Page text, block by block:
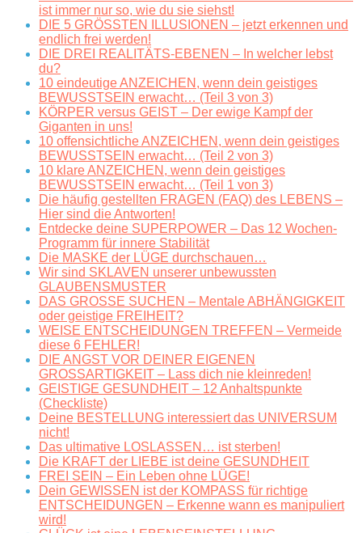
ist immer nur so, wie du sie siehst!
DIE 5 GRÖSSTEN ILLUSIONEN – jetzt erkennen und
endlich frei werden!
DIE DREI REALITÄTS-EBENEN – In welcher lebst
du?
10 eindeutige ANZEICHEN, wenn dein geistiges
BEWUSSTSEIN erwacht… (Teil 3 von 3)
KÖRPER versus GEIST – Der ewige Kampf der
Giganten in uns!
10 offensichtliche ANZEICHEN, wenn dein geistiges
BEWUSSTSEIN erwacht… (Teil 2 von 3)
10 klare ANZEICHEN, wenn dein geistiges
BEWUSSTSEIN erwacht… (Teil 1 von 3)
Die häufig gestellten FRAGEN (FAQ) des LEBENS –
Hier sind die Antworten!
Entdecke deine SUPERPOWER – Das 12 Wochen-
Programm für innere Stabilität
Die MASKE der LÜGE durchschauen…
Wir sind SKLAVEN unserer unbewussten
GLAUBENSMUSTER
DAS GROSSE SUCHEN – Mentale ABHÄNGIGKEIT
oder geistige FREIHEIT?
WEISE ENTSCHEIDUNGEN TREFFEN – Vermeide
diese 6 FEHLER!
DIE ANGST VOR DEINER EIGENEN
GROSSARTIGKEIT – Lass dich nie kleinreden!
GEISTIGE GESUNDHEIT – 12 Anhaltspunkte
(Checkliste)
Deine BESTELLUNG interessiert das UNIVERSUM
nicht!
Das ultimative LOSLASSEN… ist sterben!
Die KRAFT der LIEBE ist deine GESUNDHEIT
FREI SEIN – Ein Leben ohne LÜGE!
Dein GEWISSEN ist der KOMPASS für richtige
ENTSCHEIDUNGEN – Erkenne wann es manipuliert
wird!